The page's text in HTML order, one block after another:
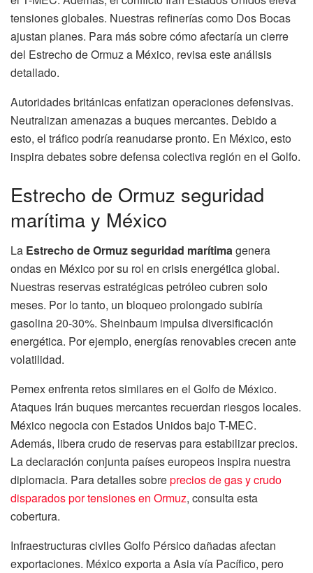
tensiones globales. Nuestras refinerías como Dos Bocas
ajustan planes. Para más sobre cómo afectaría un cierre
del Estrecho de Ormuz a México, revisa este análisis
detallado.
Autoridades británicas enfatizan operaciones defensivas.
Neutralizan amenazas a buques mercantes. Debido a
esto, el tráfico podría reanudarse pronto. En México, esto
inspira debates sobre defensa colectiva región en el Golfo.
Estrecho de Ormuz seguridad
marítima y México
La Estrecho de Ormuz seguridad marítimagenera
ondas en México por su rol en crisis energética global.
Nuestras reservas estratégicas petróleo cubren solo
meses. Por lo tanto, un bloqueo prolongado subiría
gasolina 20-30%. Sheinbaum impulsa diversificación
energética. Por ejemplo, energías renovables crecen ante
volatilidad.
Pemex enfrenta retos similares en el Golfo de México.
Ataques Irán buques mercantes recuerdan riesgos locales.
México negocia con Estados Unidos bajo T-MEC.
Además, libera crudo de reservas para estabilizar precios.
La declaración conjunta países europeos inspira nuestra
diplomacia. Para detalles sobreprecios de gas y crudo
disparados por tensiones en Ormuz, consulta esta
cobertura.
Infraestructuras civiles Golfo Pérsico dañadas afectan
exportaciones. México exporta a Asia vía Pacífico, pero